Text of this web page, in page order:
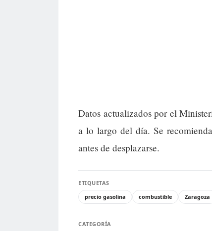
Datos actualizados por el
a lo largo del día. Se
antes de desplazarse.
ETIQUETAS
precio gasolina
combustible Zaragoza
CATEGORÍA